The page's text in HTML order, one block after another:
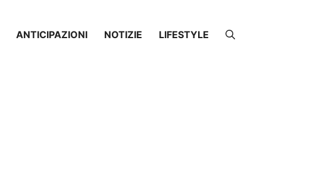
ANTICIPAZIONI NOTIZIE LIFESTYLE